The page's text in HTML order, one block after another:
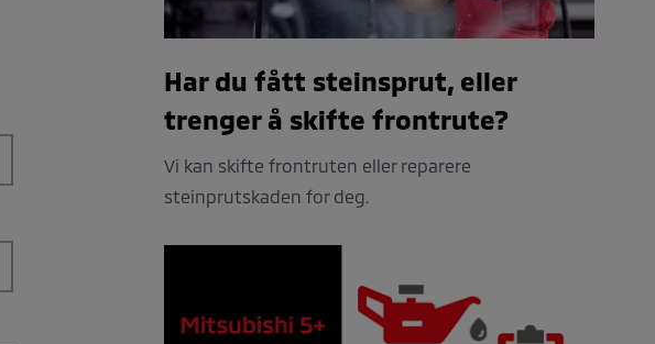
Har du fått steinsprut, eller
trenger å skifte frontrute?
Vi kan skifte frontruten eller reparere
steinprutskaden for deg.